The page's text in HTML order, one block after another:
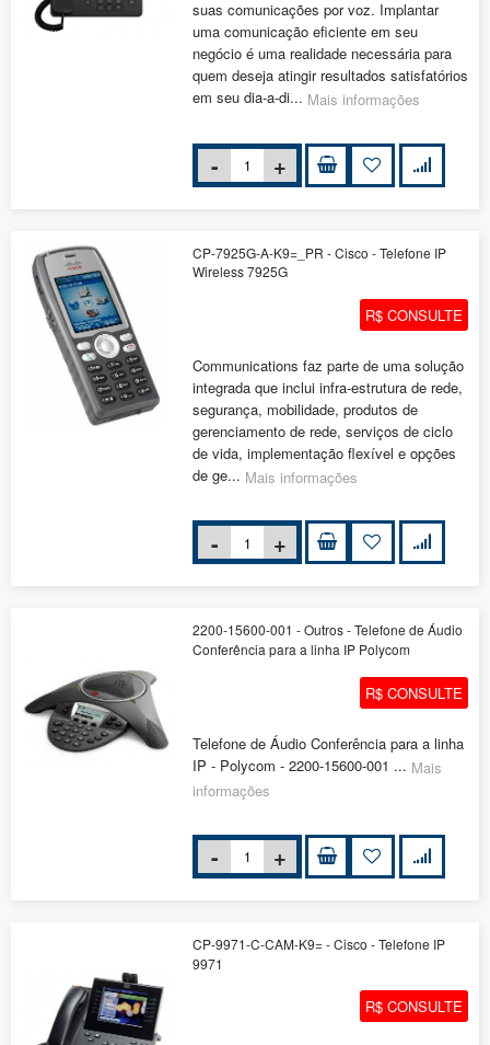
suas comunicações por voz. Implantar
uma comunicação eficiente em seu
negócio é uma realidade necessária para
quem deseja atingir resultados satisfatórios
em seu dia-a-di... Mais informações
CP-7925G-A-K9=_PR - Cisco - Telefone IP
Wireless 7925G
R$ CONSULTE
Communications faz parte de uma solução
integrada que inclui infra-estrutura de rede,
segurança, mobilidade, produtos de
gerenciamento de rede, serviços de ciclo
de vida, implementação flexível e opções
de ge... Mais informações
2200-15600-001 - Outros - Telefone de Áudio
Conferência para a linha IP Polycom
R$ CONSULTE
Telefone de Áudio Conferência para a linha
IP - Polycom - 2200-15600-001 ... Mais
informações
CP-9971-C-CAM-K9= - Cisco - Telefone IP
9971
R$ CONSULTE